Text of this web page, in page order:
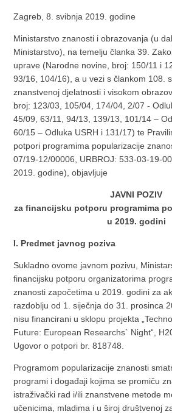
Zagreb, 8. svibnja 2019. godine
Ministarstvo znanosti i obrazovanja (u
Ministarstvo), na temelju članka 39.
uprave (Narodne novine, broj: 150/11 i
93/16, 104/16), a u vezi s člankom 108.
znanstvenoj djelatnosti i visokom
broj: 123/03, 105/04, 174/04, 2/07 -
45/09, 63/11, 94/13, 139/13, 101/14 –
60/15 – Odluka USRH i 131/17) te
potpori programima popularizacije
07/19-12/00006, URBROJ: 533-03-19-
2019. godine), objavljuje
JAVNI POZIV
za financijsku potporu programima
u 2019. godini
I. Predmet javnog poziva
Sukladno ovome javnom pozivu,
financijsku potporu organizatorima
znanosti započetima u 2019. godini za
razdoblju od 1. siječnja do 31. prosinca
nisu financirani u sklopu projekta
Future: European Researchs` Night“,
Ugovor o potpori br. 818748.
Programom popularizacije znanosti
programi i događaji kojima se promiču
istraživački rad i/ili znanstvene metode
učenicima, mladima i u široj društvenoj